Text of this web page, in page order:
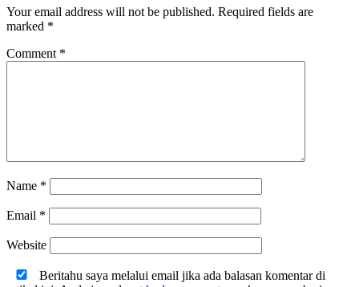
Your email address will not be published. Required fields are
marked *
Comment *
Name *
Email *
Website
Beritahu saya melalui email jika ada balasan komentar di